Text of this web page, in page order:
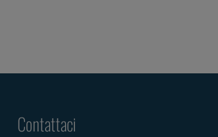
Contattaci